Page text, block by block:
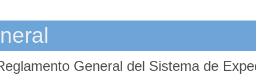
General del Sistema de